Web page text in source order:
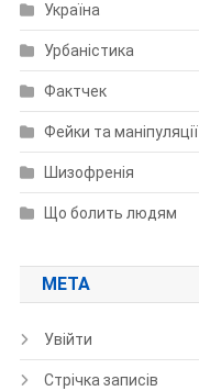
Україна
Урбаністика
Фактчек
Фейки та маніпуляції
Шизофренія
Що болить людям
МЕТА
Увійти
Стрічка записів